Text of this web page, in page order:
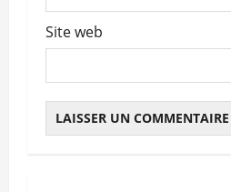
Site web